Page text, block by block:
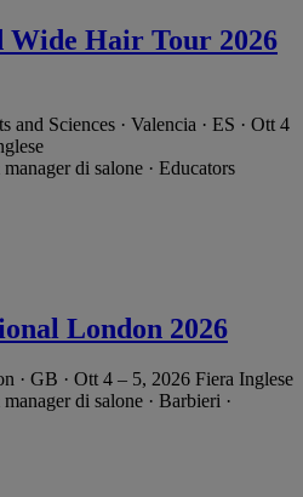
Wide Hair Tour 2026
Sciences · Valencia · ES · Ott 4
di salone · Educators
London 2026
· GB · Ott 4 – 5, 2026 Fiera Inglese
di salone · Barbieri ·